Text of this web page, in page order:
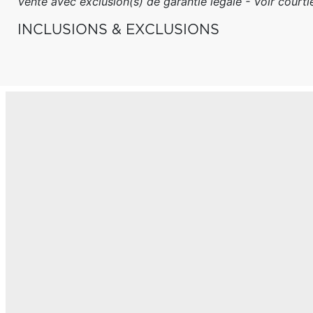
INCLUSIONS & EXCLUSIONS